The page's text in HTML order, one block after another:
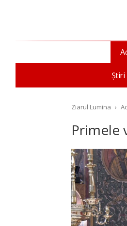
Știri
Ziarul Lumina ›
Primele
Octombrie